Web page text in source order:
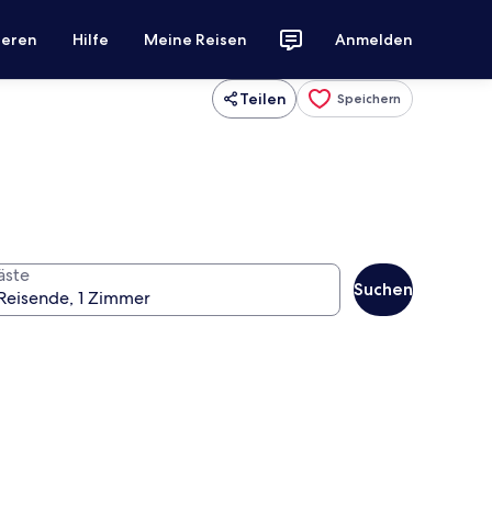
Hilfe Meine Reisen Anmelden
Teilen Speichern
Suchen